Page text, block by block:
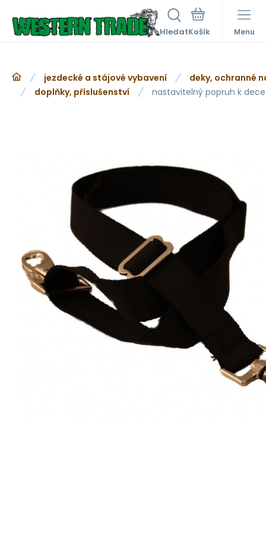
Hledat Menu
jezdecké a stájové vybavení
deky, ochranné
doplňky, příslušenství
nastavitelný popruh k dece